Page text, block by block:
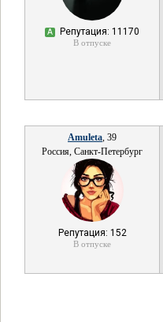
А Репутация: 11170
В отпуске
Amuleta, 39
Россия, Санкт-Петербург
Репутация: 152
В отпуске